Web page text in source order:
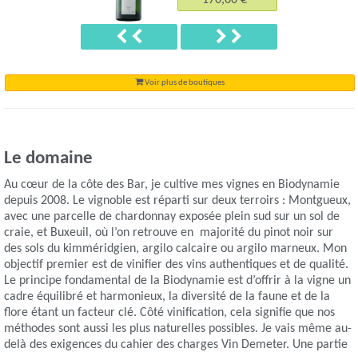
Précédent Suivant
Voir plus de boutiques
Le domaine
Au cœur de la côte des Bar, je cultive mes vignes en Biodynamie
depuis 2008. Le vignoble est réparti sur deux terroirs : Montgueux,
avec une parcelle de chardonnay exposée plein sud sur un sol de
craie, et Buxeuil, où l’on retrouve en majorité du pinot noir sur
des sols du kimméridgien, argilo calcaire ou argilo marneux. Mon
objectif premier est de vinifier des vins authentiques et de qualité.
Le principe fondamental de la Biodynamie est d’offrir à la vigne un
cadre équilibré et harmonieux, la diversité de la faune et de la
flore étant un facteur clé. Côté vinification, cela signifie que nos
méthodes sont aussi les plus naturelles possibles. Je vais même au-
delà des exigences du cahier des charges Vin Demeter. Une partie